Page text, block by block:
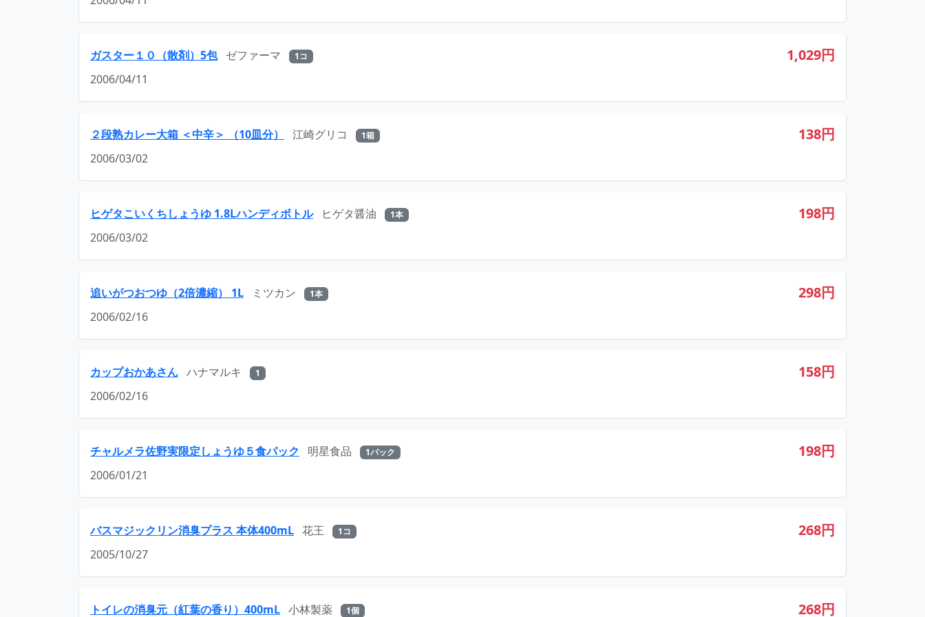
ガスター１０（散剤）5包 ゼファーマ 1コ 1,029円
2006/04/11
２段熟カレー大箱 ＜中辛＞ （10皿分） 江崎グリコ 1箱 138円
2006/03/02
ヒゲタこいくちしょうゆ 1.8Lハンディボトル ヒゲタ醤油 1本 198円
2006/03/02
追いがつおつゆ（2倍濃縮） 1L ミツカン 1本 298円
2006/02/16
カップおかあさん ハナマルキ 1 158円
2006/02/16
チャルメラ佐野実限定しょうゆ５食パック 明星食品 1パック 198円
2006/01/21
バスマジックリン消臭プラス 本体400mL 花王 1コ 268円
2005/10/27
トイレの消臭元（紅葉の香り）400mL 小林製薬 1個 268円